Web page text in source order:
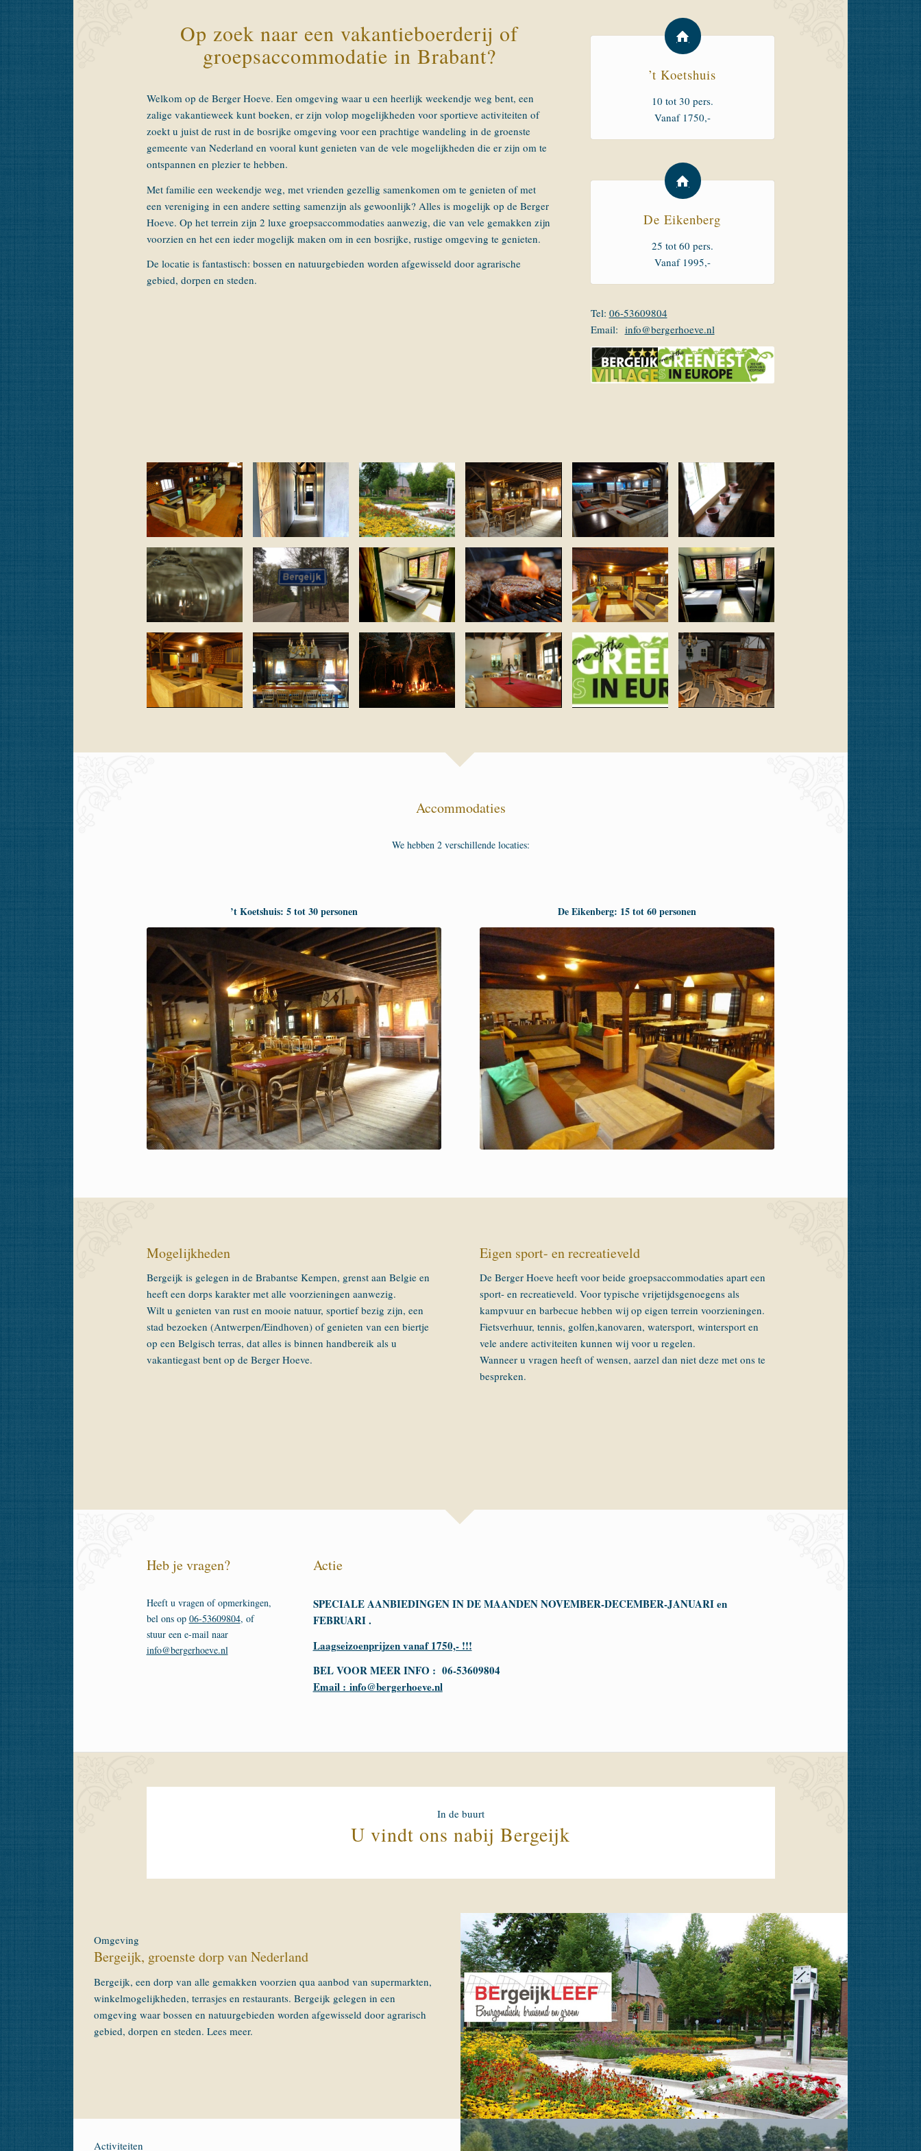
Op zoek naar een vakantieboerderij of
groepsaccommodatie in Brabant?
Welkom op de Berger Hoeve. Een omgeving waar u een heerlijk weekendje weg bent, een
zalige vakantieweek kunt boeken, er zijn volop mogelijkheden voor sportieve activiteiten of
zoekt u juist de rust in de bosrijke omgeving voor een prachtige wandeling in de groenste
gemeente van Nederland en vooral kunt genieten van de vele mogelijkheden die er zijn om te
ontspannen en plezier te hebben.
Met familie een weekendje weg, met vrienden gezellig samenkomen om te genieten of met
een vereniging in een andere setting samenzijn als gewoonlijk? Alles is mogelijk op de Berger
Hoeve. Op het terrein zijn 2 luxe groepsaccommodaties aanwezig, die van vele gemakken zijn
voorzien en het een ieder mogelijk maken om in een bosrijke, rustige omgeving te genieten.
De locatie is fantastisch: bossen en natuurgebieden worden afgewisseld door agrarische
gebied, dorpen en steden.
’t Koetshuis
10 tot 30 pers.
Vanaf 1750,-
De Eikenberg
25 tot 60 pers.
Vanaf 1995,-
Tel: 06-53609804
Email: info@bergerhoeve.nl
Accommodaties
We hebben 2 verschillende locaties:
’t Koetshuis: 5 tot 30 personen De Eikenberg: 15 tot 60 personen
Mogelijkheden
Bergeijk is gelegen in de Brabantse Kempen, grenst aan Belgie en
heeft een dorps karakter met alle voorzieningen aanwezig.
Wilt u genieten van rust en mooie natuur, sportief bezig zijn, een
stad bezoeken (Antwerpen/Eindhoven) of genieten van een biertje
op een Belgisch terras, dat alles is binnen handbereik als u
vakantiegast bent op de Berger Hoeve.
Eigen sport- en recreatieveld
De Berger Hoeve heeft voor beide groepsaccommodaties apart een
sport- en recreatieveld. Voor typische vrijetijdsgenoegens als
kampvuur en barbecue hebben wij op eigen terrein voorzieningen.
Fietsverhuur, tennis, golfen,kanovaren, watersport, wintersport en
vele andere activiteiten kunnen wij voor u regelen.
Wanneer u vragen heeft of wensen, aarzel dan niet deze met ons te
bespreken.
Heb je vragen?
Heeft u vragen of opmerkingen,
bel ons op 06-53609804, of
stuur een e-mail naar
info@bergerhoeve.nl
Actie
SPECIALE AANBIEDINGEN IN DE MAANDEN NOVEMBER-DECEMBER-JANUARI en
FEBRUARI .
Laagseizoenprijzen vanaf 1750,- !!!
BEL VOOR MEER INFO : 06-53609804
Email : info@bergerhoeve.nl
In de buurt
U vindt ons nabij Bergeijk
Omgeving
Bergeijk, groenste dorp van Nederland
Bergeijk, een dorp van alle gemakken voorzien qua aanbod van supermarkten,
winkelmogelijkheden, terrasjes en restaurants. Bergeijk gelegen in een
omgeving waar bossen en natuurgebieden worden afgewisseld door agrarisch
gebied, dorpen en steden. Lees meer.
Activiteiten